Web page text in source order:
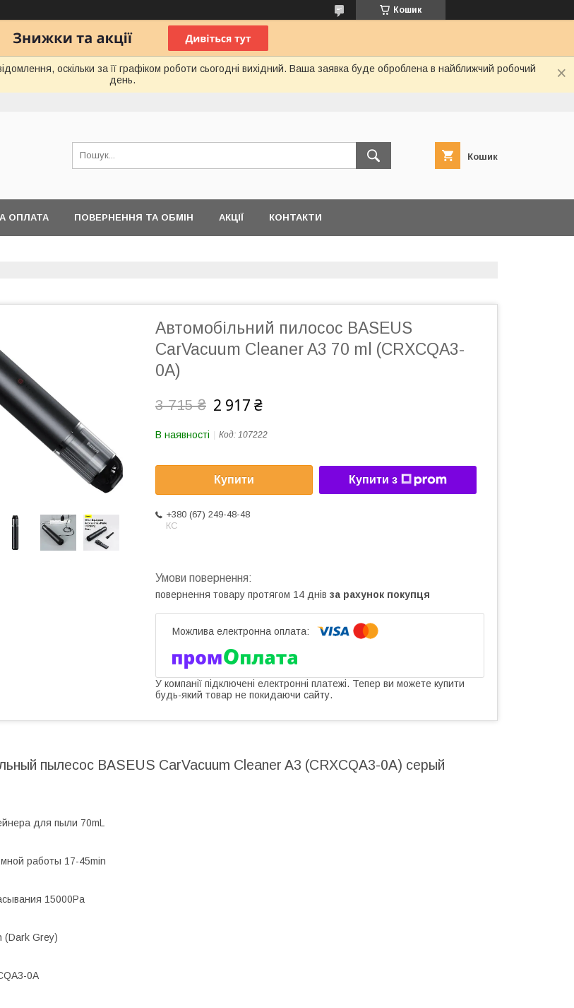
Кошик
оскільки за її графіком роботи сьогодні вихідний. Ваша заявка буде оброблена в найближчий робочий
день.
Кошик
ОПЛАТА ПОВЕРНЕННЯ ТА ОБМІН АКЦІЇ КОНТАКТИ
Автомобільний пилосос BASEUS
CarVacuum Cleaner A3 70 ml (CRXCQA3-
0A)
3 715 ₴ 2 917 ₴
В наявності Код: 107222
Купити Купити з
+380 (67) 249-48-48
КС
повернення товару протягом 14 днів за рахунок покупця
У компанії підключені електронні платежі. Тепер ви можете купити
будь-який товар не покидаючи сайту.
пылесос BASEUS CarVacuum Cleaner A3 (CRXCQA3-0A) серый
для пыли 70mL
работы 17-45min
15000Pa
(Dark Grey)
0A